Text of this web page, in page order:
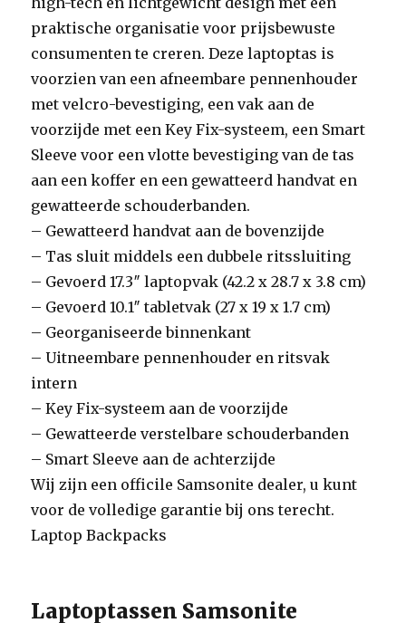
praktische organisatie voor prijsbewuste
consumenten te creren. Deze laptoptas is
voorzien van een afneembare pennenhouder
met velcro-bevestiging, een vak aan de
voorzijde met een Key Fix-systeem, een Smart
Sleeve voor een vlotte bevestiging van de tas
aan een koffer en een gewatteerd handvat en
gewatteerde schouderbanden.
– Gewatteerd handvat aan de bovenzijde
– Tas sluit middels een dubbele ritssluiting
– Gevoerd 17.3″ laptopvak (42.2 x 28.7 x 3.8 cm)
– Gevoerd 10.1″ tabletvak (27 x 19 x 1.7 cm)
– Georganiseerde binnenkant
– Uitneembare pennenhouder en ritsvak
intern
– Key Fix-systeem aan de voorzijde
– Gewatteerde verstelbare schouderbanden
– Smart Sleeve aan de achterzijde
Wij zijn een officile Samsonite dealer, u kunt
voor de volledige garantie bij ons terecht.
Laptop Backpacks
Laptoptassen Samsonite